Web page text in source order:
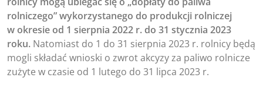
rolniczego” wykorzystanego do produkcji rolniczej
w okresie od 1 sierpnia 2022 r. do 31 stycznia 2023
roku. Natomiast do 1 do 31 sierpnia 2023 r. rolnicy będą
mogli składać wnioski o zwrot akcyzy za paliwo rolnicze
zużyte w czasie od 1 lutego do 31 lipca 2023 r.